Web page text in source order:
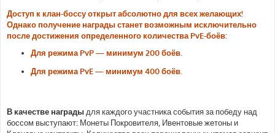
Доступ к клан-боссу открыт абсолютно для всех желающих!
Однако получение награды станет возможным исключительно
после достижения определенного количества PvE-боёв:
Для режима PvP — минимум 200 боёв.
Для режима PvE — минимум 400 боёв.
В качестве награды для каждого участника события за победу над
боссом выступают: Монеты Покровителя, Ивентовые жетоны и